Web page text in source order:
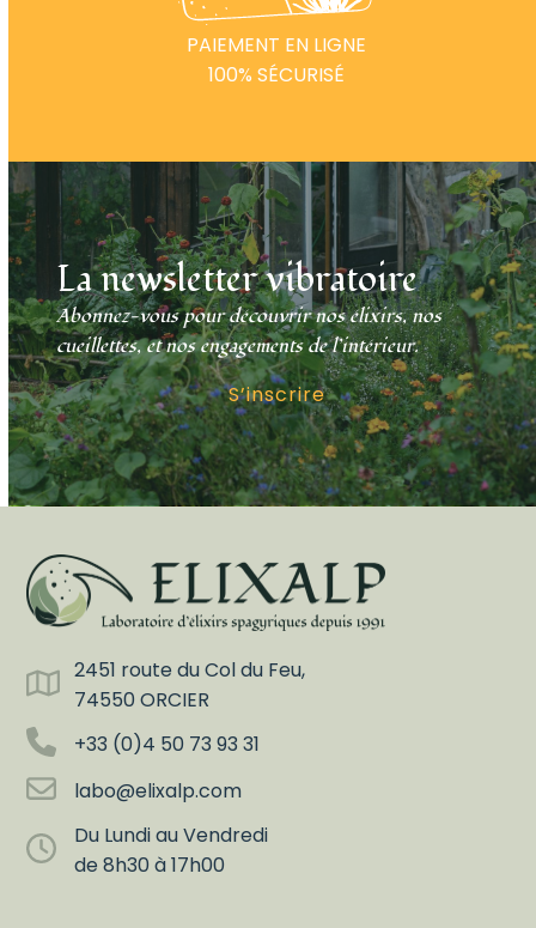
PAIEMENT EN LIGNE
100% SÉCURISÉ
La newsletter vibratoire
Abonnez-vous pour découvrir nos élixirs, nos
cueillettes, et nos engagements de l’intérieur.
S’inscrire
2451 route du Col du Feu,
74550 ORCIER
+33 (0)4 50 73 93 31
labo@elixalp.com
Du Lundi au Vendredi
de 8h30 à 17h00